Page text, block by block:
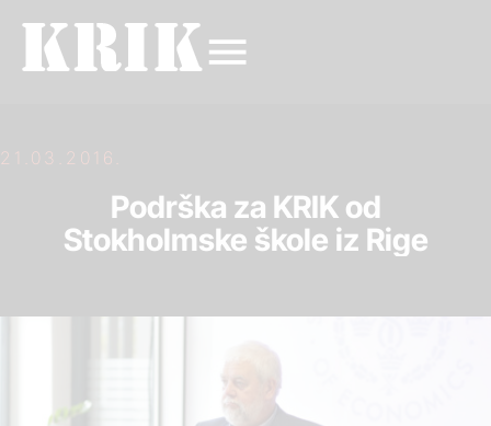
21.03.2016.
Podrška za KRIK od
Stokholmske škole iz Rige